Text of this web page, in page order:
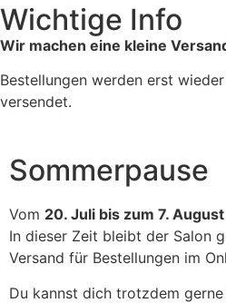
Wichtige Info
Wir machen eine kleine
Bestellungen werden erst
versendet.
Sommerpause
Vom 20. Juli bis zum 7. August
In dieser Zeit bleibt der Salon
Versand für Bestellungen im
Du kannst dich trotzdem